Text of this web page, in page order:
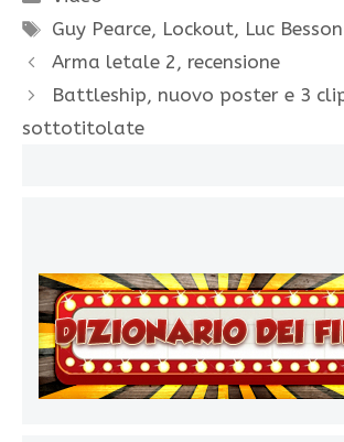
Tag
Guy Pearce, Lockout, Luc Besson
Arma letale 2, recensione
Battleship, nuovo poster e 3
sottotitolate